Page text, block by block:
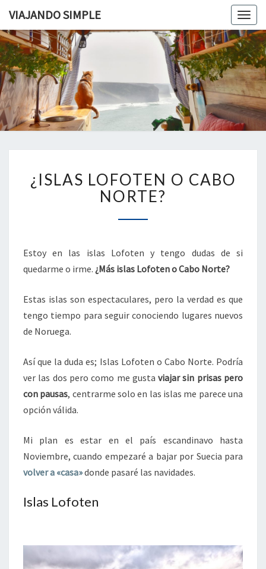
VIAJANDO SIMPLE
SIMPLE
Viviendo
En Un
Camión
Por
Europa
LOFOTEN
O
CABO
NORTE?
¿ISLAS LOFOTEN O CABO
NORTE?
Estoy en las islas Lofoten y tengo dudas de si
quedarme o irme. ¿Más islas Lofoten o Cabo Norte?
Estas islas son espectaculares, pero la verdad es que
tengo tiempo para seguir conociendo lugares nuevos
de Noruega.
Así que la duda es; Islas Lofoten o Cabo Norte. Podría
ver las dos pero como me gustaviajar sin prisas pero
con pausas, centrarme solo en las islas me parece una
opción válida.
Mi plan es estar en el país escandinavo hasta
Noviembre, cuando empezaré a bajar por Suecia para
volver a «casa»donde pasaré las navidades.
Islas Lofoten